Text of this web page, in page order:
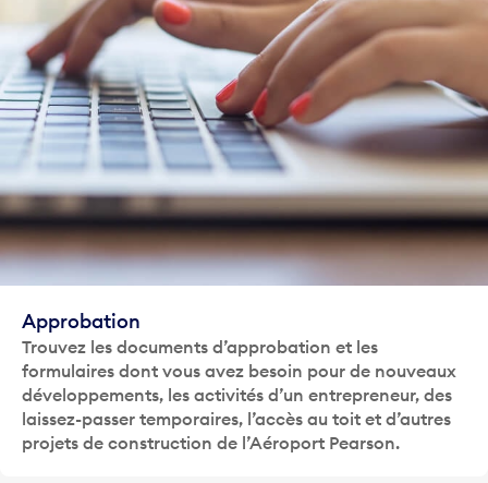
Approbation
Trouvez les documents d’approbation et les
formulaires dont vous avez besoin pour de nouveaux
développements, les activités d’un entrepreneur, des
laissez-passer temporaires, l’accès au toit et d’autres
projets de construction de l’Aéroport Pearson.